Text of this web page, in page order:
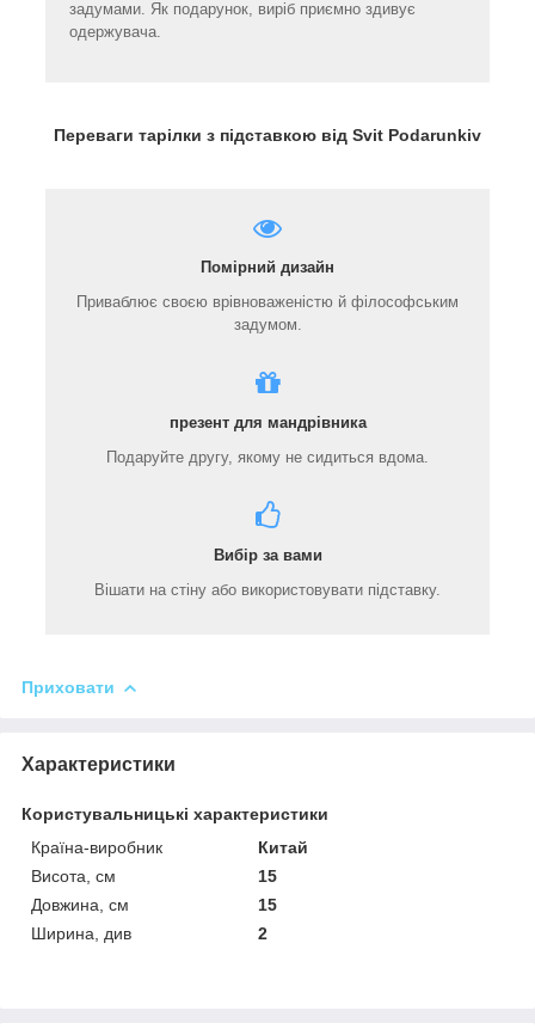
задумами. Як подарунок, виріб приємно здивує
одержувача.
Переваги тарілки з підставкою від Svit Podarunkiv
Помірний дизайн
Приваблює своєю врівноваженістю й філософським
задумом.
презент для мандрівника
Подаруйте другу, якому не сидиться вдома.
Вибір за вами
Вішати на стіну або використовувати підставку.
Приховати
Характеристики
Користувальницькі характеристики
Країна-виробник
Китай
Висота, см
15
Довжина, см
15
Ширина, див
2